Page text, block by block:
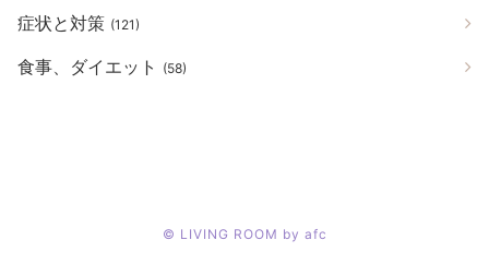
症状と対策 (121)
食事、ダイエット (58)
© LIVING ROOM by afc